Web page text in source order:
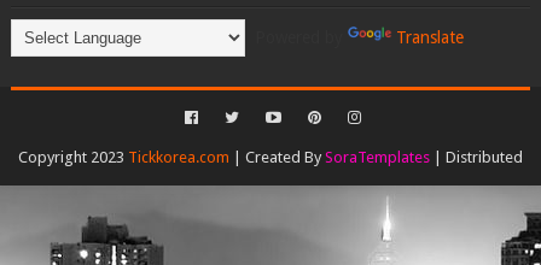
Translate
Copyright 2023 Tickkorea.com | Created By SoraTemplates| Distributed